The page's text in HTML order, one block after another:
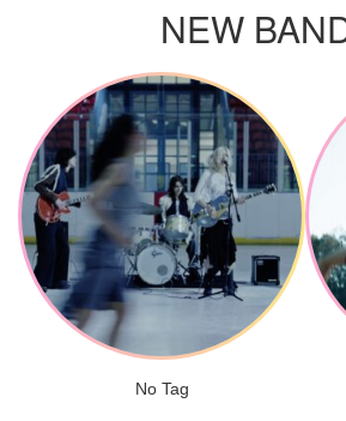
NEW
No Tag